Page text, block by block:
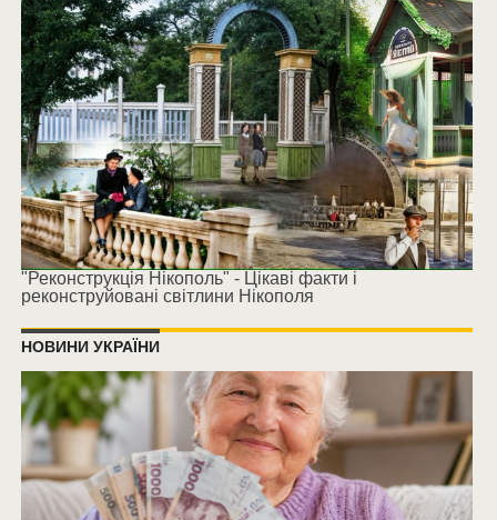
"Реконструкція Нікополь" - Цікаві факти і
реконструйовані світлини Нікополя
НОВИНИ УКРАЇНИ